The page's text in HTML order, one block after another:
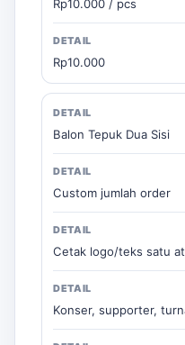
Rp10.000 / pcs
Rp10.000
Balon Tepuk Dua Sisi
Custom jumlah order
Cetak logo/teks satu
Konser, supporter,